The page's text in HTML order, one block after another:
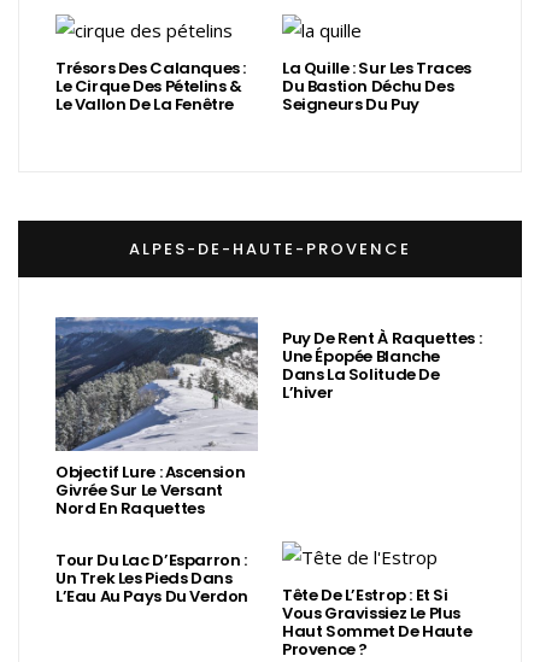
Trésors Des Calanques :
Le Cirque Des Pételins &
Le Vallon De La Fenêtre
La Quille : Sur Les Traces
Du Bastion Déchu Des
Seigneurs Du Puy
ALPES-DE-HAUTE-PROVENCE
Objectif Lure : Ascension
Givrée Sur Le Versant
Nord En Raquettes
Puy De Rent À Raquettes :
Une Épopée Blanche
Dans La Solitude De
L’hiver
Tour Du Lac D’Esparron :
Un Trek Les Pieds Dans
L’Eau Au Pays Du Verdon Tête De L’Estrop : Et Si
Vous Gravissiez Le Plus
Haut Sommet De Haute
Provence ?